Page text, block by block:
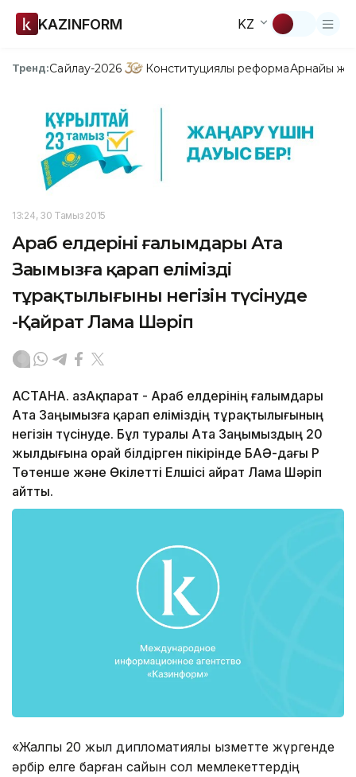
KAZINFORM KZ
Тренд:Сайлау-2026 Конституциялық реформаАрнайы
13:24, 30 Тамыз 2015
Араб елдерінің ғалымдары Ата
Заңымызға қарап еліміздің
тұрақтылығының негізін түсінуде
-Қайрат Лама Шәріп
АСТАНА. ҚазАқпарат - Араб елдерінің ғалымдары
Ата Заңымызға қарап еліміздің тұрақтылығының
негізін түсінуде. Бұл туралы Ата Заңымыздың 20
жылдығына орай білдірген пікірінде БАӘ-дағы ҚР
Төтенше және Өкілетті Елшісі Қайрат Лама Шәріп
айтты.
«Жалпы 20 жыл дипломатиялық қызметте жүргенде
әрбір елге барған сайын сол мемлекеттердің